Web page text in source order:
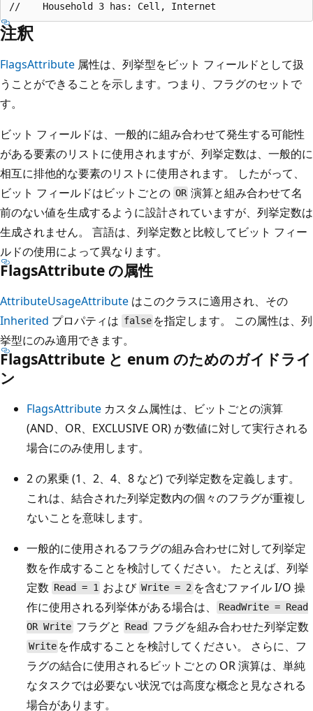
注釈
FlagsAttribute 属性は、列挙型をビット フィールドとして扱
うことができることを示します。つまり、フラグのセットで
す。
ビット フィールドは、一般的に組み合わせて発生する可能性
がある要素のリストに使用されますが、列挙定数は、一般的に
相互に排他的な要素のリストに使用されます。 したがって、
ビット フィールドはビットごとの OR 演算と組み合わせて名
前のない値を生成するように設計されていますが、列挙定数は
生成されません。 言語は、列挙定数と比較してビット フィー
ルドの使用によって異なります。
FlagsAttribute の属性
AttributeUsageAttribute はこのクラスに適用され、その
Inherited プロパティは false を指定します。 この属性は、列
挙型にのみ適用できます。
FlagsAttribute と enum のためのガイドライ
ン
FlagsAttribute カスタム属性は、ビットごとの演算
(AND、OR、EXCLUSIVE OR) が数値に対して実行される
場合にのみ使用します。
2 の累乗 (1、2、4、8 など) で列挙定数を定義します。
これは、結合された列挙定数内の個々のフラグが重複し
ないことを意味します。
一般的に使用されるフラグの組み合わせに対して列挙定
数を作成することを検討してください。 たとえば、列挙
定数 Read = 1 および Write = 2 を含むファイル I/O 操
作に使用される列挙体がある場合は、
ReadWrite = Read
OR Write フラグと Read フラグを組み合わせた列挙定数
Write を作成することを検討してください。 さらに、フ
ラグの結合に使用されるビットごとの OR 演算は、単純
なタスクでは必要ない状況では高度な概念と見なされる
場合があります。